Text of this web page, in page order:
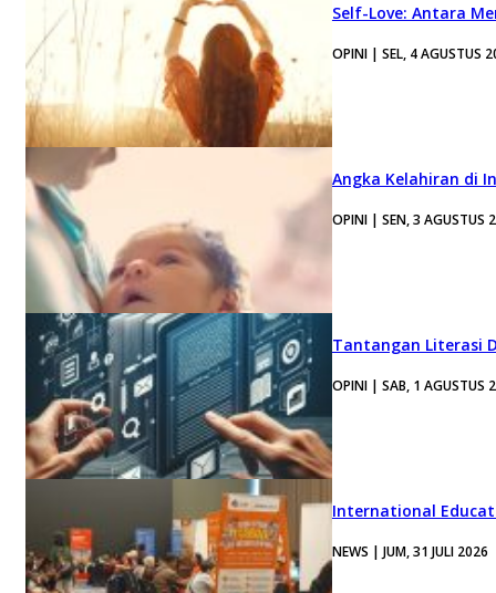
Self-Love: Antara
OPINI | SEL, 4 AGUSTUS
Angka Kelahiran di
OPINI | SEN, 3 AGUSTUS
Tantangan Literasi
OPINI | SAB, 1 AGUSTUS
International
NEWS | JUM, 31 JULI 2026